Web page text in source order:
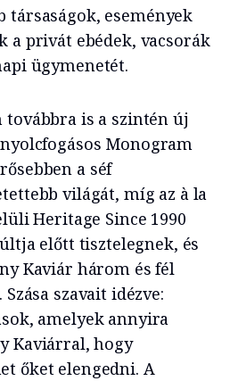
társaságok, események
a privát ebédek, vacsorák
ügymenetét.
továbbra is a szintén új
Monogram
a séf
világát, míg az à la
Heritage Since 1990
előtt tisztelegnek, és
Kaviár három és fél
szavait idézve:
amelyek annyira
Kaviárral, hogy
őket elengedni. A